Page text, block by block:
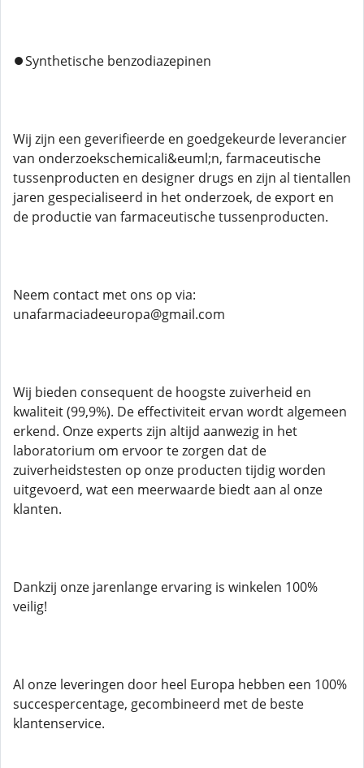
⏺️Synthetische benzodiazepinen
Wij zijn een geverifieerde en goedgekeurde leverancier
van onderzoekschemicali&euml;n, farmaceutische
tussenproducten en designer drugs en zijn al tientallen
jaren gespecialiseerd in het onderzoek, de export en
de productie van farmaceutische tussenproducten.
Neem contact met ons op via:
unafarmaciadeeuropa@gmail.com
Wij bieden consequent de hoogste zuiverheid en
kwaliteit (99,9%). De effectiviteit ervan wordt algemeen
erkend. Onze experts zijn altijd aanwezig in het
laboratorium om ervoor te zorgen dat de
zuiverheidstesten op onze producten tijdig worden
uitgevoerd, wat een meerwaarde biedt aan al onze
klanten.
Dankzij onze jarenlange ervaring is winkelen 100%
veilig!
Al onze leveringen door heel Europa hebben een 100%
succespercentage, gecombineerd met de beste
klantenservice.